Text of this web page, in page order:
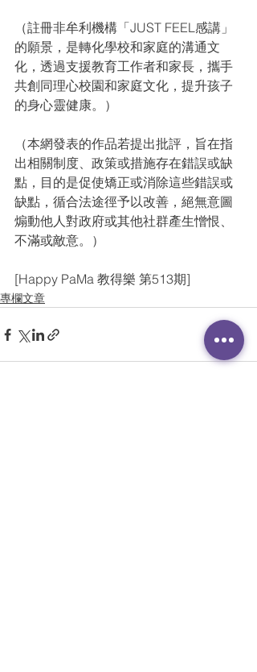
（註冊非牟利機構「JUST FEEL感講」
的願景，是轉化學校和家庭的溝通文
化，透過支援教育工作者和家長，攜手
共創同理心校園和家庭文化，提升孩子
的身心靈健康。）
（本網發表的作品若提出批評，旨在指
出相關制度、政策或措施存在錯誤或缺
點，目的是促使矯正或消除這些錯誤或
缺點，循合法途徑予以改善，絕無意圖
煽動他人對政府或其他社群產生憎恨、
不滿或敵意。）
[Happy PaMa 教得樂 第513期]
專欄文章